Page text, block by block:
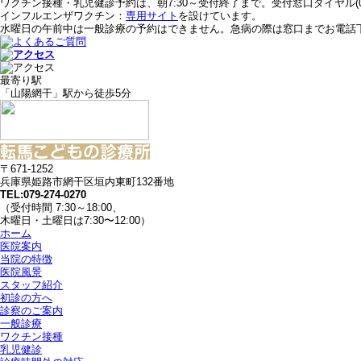
ワクチン接種・乳児健診予約は、朝7:30～受付終了まで。受付窓口ダイヤル
インフルエンザワクチン： 専用サイト を設けています。
水曜日の午前中は一般診療の予約はできません。急病の際は窓口までお電話
最寄り駅
「山陽網干」駅から徒歩5分
〒671-1252
兵庫県姫路市網干区垣内東町132番地
TEL:079-274-0270
（受付時間 7:30～18:00、
木曜日・土曜日は7:30〜12:00）
ホーム
医院案内
当院の特徴
医院風景
スタッフ紹介
初診の方へ
診察のご案内
一般診療
ワクチン接種
乳児健診